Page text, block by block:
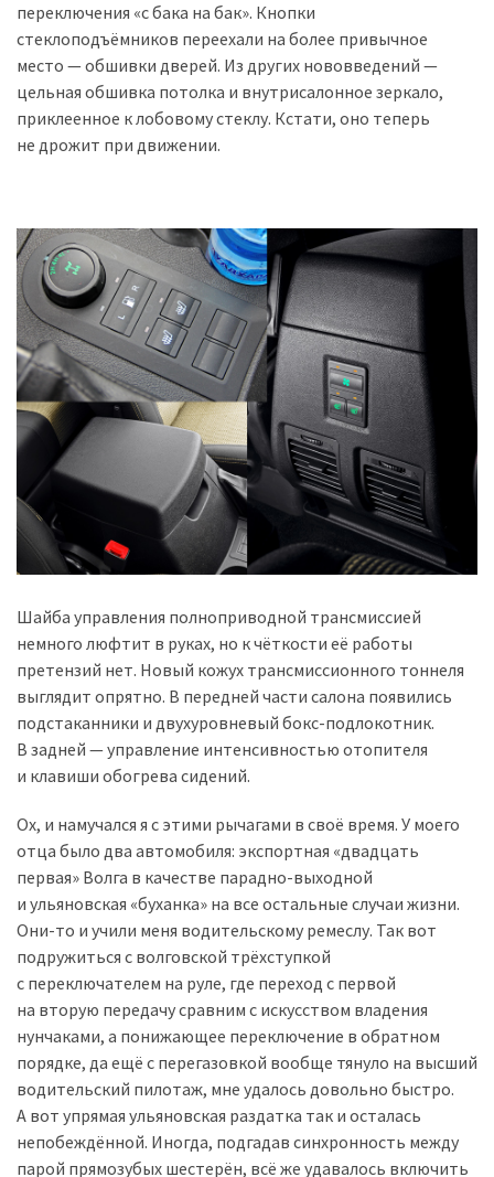
переключения «с бака на бак». Кнопки
стеклоподъёмников переехали на более привычное
место — обшивки дверей. Из других нововведений —
цельная обшивка потолка и внутрисалонное зеркало,
приклеенное к лобовому стеклу. Кстати, оно теперь
не дрожит при движении.
Шайба управления полноприводной трансмиссией
немного люфтит в руках, но к чёткости её работы
претензий нет. Новый кожух трансмиссионного тоннеля
выглядит опрятно. В передней части салона появились
подстаканники и двухуровневый бокс-подлокотник.
В задней — управление интенсивностью отопителя
и клавиши обогрева сидений.
Ох, и намучался я с этими рычагами в своё время. У моего
отца было два автомобиля: экспортная «двадцать
первая» Волга в качестве парадно-выходной
и ульяновская «буханка» на все остальные случаи жизни.
Они-то и учили меня водительскому ремеслу. Так вот
подружиться с волговской трёхступкой
с переключателем на руле, где переход с первой
на вторую передачу сравним с искусством владения
нунчаками, а понижающее переключение в обратном
порядке, да ещё с перегазовкой вообще тянуло на высший
водительский пилотаж, мне удалось довольно быстро.
А вот упрямая ульяновская раздатка так и осталась
непобеждённой. Иногда, подгадав синхронность между
парой прямозубых шестерён, всё же удавалось включить